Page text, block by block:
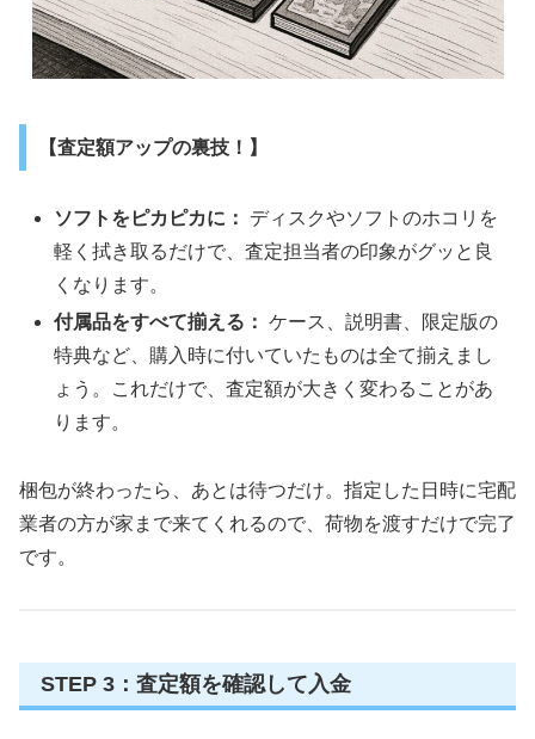
【査定額アップの裏技！】
ソフトをピカピカに：
ディスクやソフトのホコリを
軽く拭き取るだけで、査定担当者の印象がグッと良
くなります。
付属品をすべて揃える： ケース、説明書、限定版の
特典など、購入時に付いていたものは全て揃えまし
ょう。これだけで、査定額が大きく変わることがあ
ります。
梱包が終わったら、あとは待つだけ。指定した日時に宅配
業者の方が家まで来てくれるので、荷物を渡すだけで完了
です。
STEP 3：査定額を確認して入金